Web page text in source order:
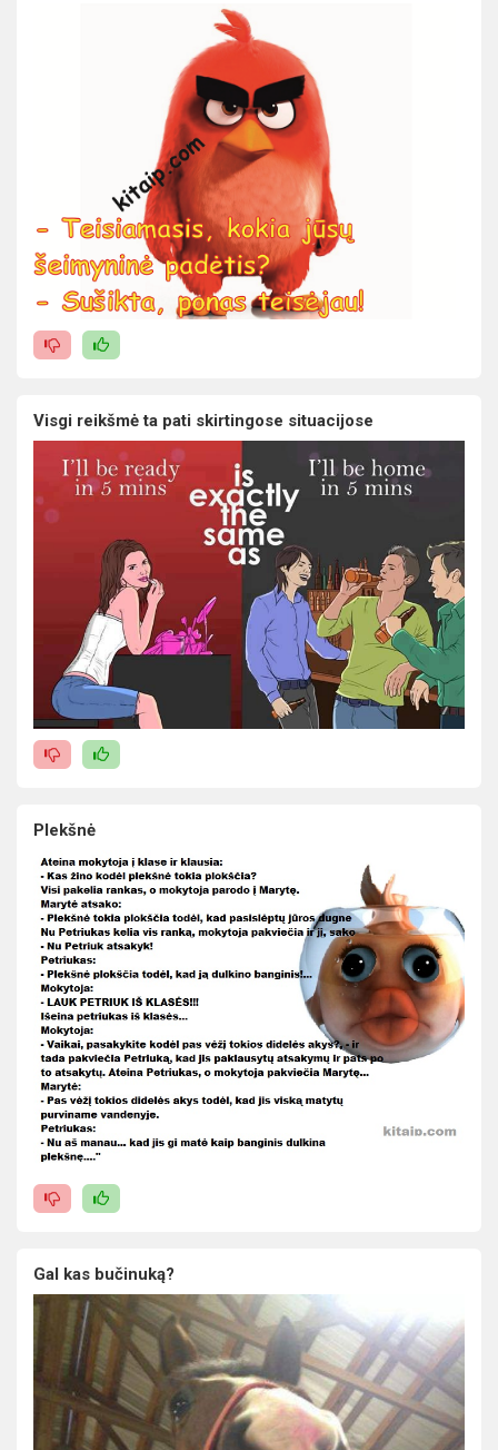
Visgi reikšmė ta pati skirtingose situacijose
Plekšnė
Gal kas bučinuką?